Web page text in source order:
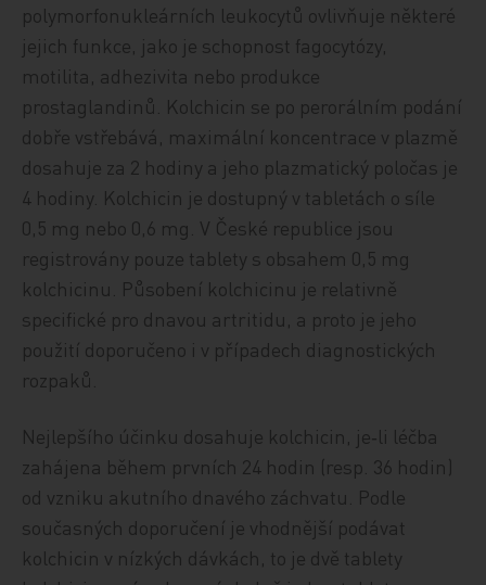
polymorfonukleárních leukocytů ovlivňuje některé
jejich funkce, jako je schopnost fagocytózy,
motilita, adhezivita nebo produkce
prostaglandinů. Kolchicin se po perorálním podání
dobře vstřebává, maximální koncentrace v plazmě
dosahuje za 2 hodiny a jeho plazmatický poločas je
4 hodiny. Kolchicin je dostupný v tabletách o síle
0,5 mg nebo 0,6 mg. V České republice jsou
registrovány pouze tablety s obsahem 0,5 mg
kolchicinu. Působení kolchicinu je relativně
specifické pro dnavou artritidu, a proto je jeho
použití doporučeno i v případech diagnostických
rozpaků.
Nejlepšího účinku dosahuje kolchicin, je‑li léčba
zahájena během prvních 24 hodin (resp. 36 hodin)
od vzniku akutního dnavého záchvatu. Podle
současných doporučení je vhodnější podávat
kolchicin v nízkých dávkách, to je dvě tablety